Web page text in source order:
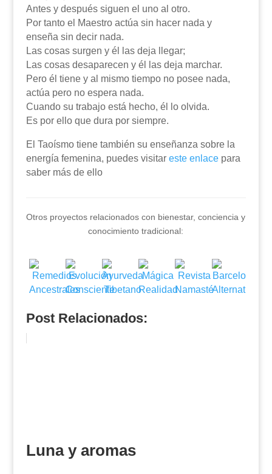
Antes y después siguen el uno al otro.
Por tanto el Maestro actúa sin hacer nada y
enseña sin decir nada.
Las cosas surgen y él las deja llegar;
Las cosas desaparecen y él las deja marchar.
Pero él tiene y al mismo tiempo no posee nada,
actúa pero no espera nada.
Cuando su trabajo está hecho, él lo olvida.
Es por ello que dura por siempre.
El Taoísmo tiene también su enseñanza sobre la
energía femenina, puedes visitar este enlacepara
saber más de ello
Otros proyectos relacionados con bienestar, conciencia y
conocimiento tradicional:
Post Relacionados:
Luna y aromas